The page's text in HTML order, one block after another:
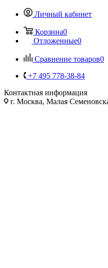
Личный кабинет
Корзина0
Отложенные0
Сравнение товаров0
+7 495 778-38-84
Контактная информация
г. Москва, Малая